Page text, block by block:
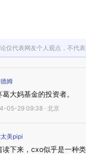
仅代表网友个人观点，不代
姆
葛大妈基金的投资者。
05-29 09:38 · 北京
美pipi
读下来，cxo似乎是一种